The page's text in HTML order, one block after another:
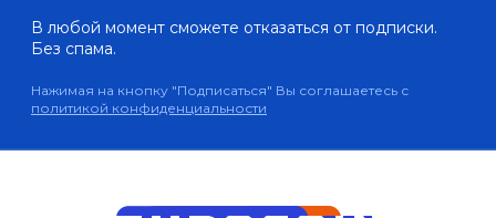
В любой момент сможете отказаться от подписки.
Без спама.
Нажимая на кнопку "Подписаться" Вы соглашаетесь с
политикой конфиденциальности